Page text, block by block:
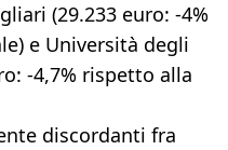
(29.233 euro: -4%
e Università degli
-4,7% rispetto alla
discordanti fra